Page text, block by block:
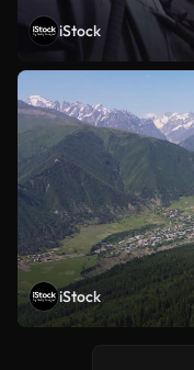
iStock
iStock